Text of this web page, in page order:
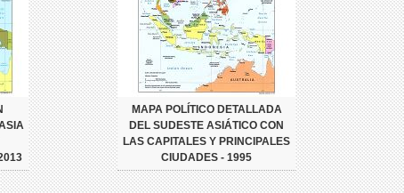
MAPA POLÍTICO DETALLADA
DEL SUDESTE ASIÁTICO CON
LAS CAPITALES Y PRINCIPALES
CIUDADES - 1995